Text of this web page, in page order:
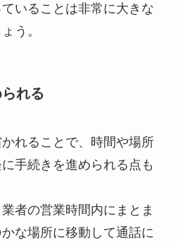
いることは非常に大きな
う。
れる
れることで、時間や場所
手続きを進められる点も
者の営業時間内にまとま
な場所に移動して通話に